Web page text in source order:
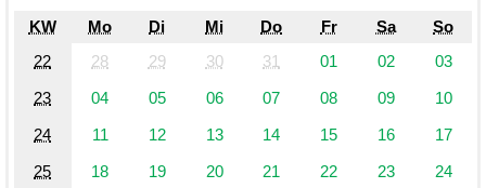
KW Mo Di Mi Do Fr Sa
So
22
28 29 30 31 01 02
03
23
04 05 06 07 08 09
10
24
11 12 13 14 15 16
17
25
18 19 20 21 22 23
24